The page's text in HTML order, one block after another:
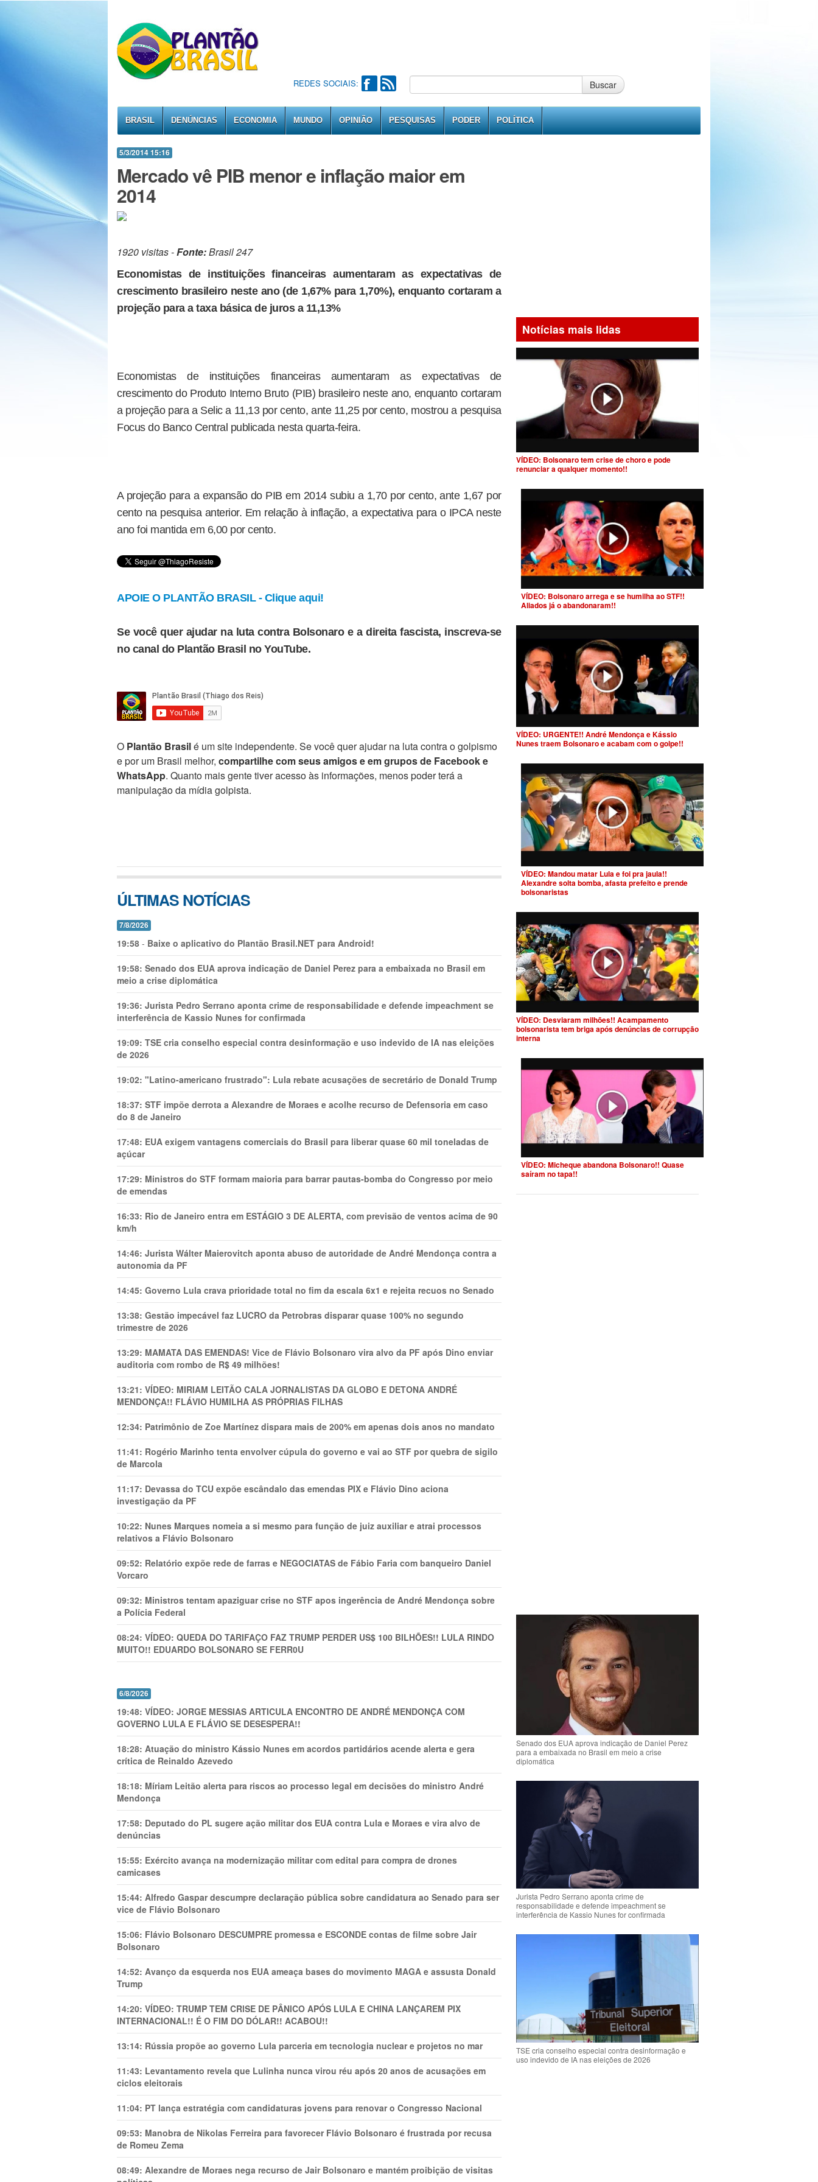
REDES SOCIAIS: Buscar
BRASIL DENÚNCIAS ECONOMIA MUNDO OPINIÃO PESQUISAS PODER POLÍTICA
5/3/2014 15:16
Mercado vê PIB menor e inflação maior em
2014
1920 visitas -Fonte:Brasil 247
Economistas de instituições financeiras aumentaram as expectativas de
crescimento brasileiro neste ano (de 1,67% para 1,70%), enquanto cortaram a
projeção para a taxa básica de juros a 11,13%
Economistas de instituições financeiras aumentaram as expectativas de
crescimento do Produto Interno Bruto (PIB) brasileiro neste ano, enquanto cortaram
a projeção para a Selic a 11,13 por cento, ante 11,25 por cento, mostrou a pesquisa
Focus do Banco Central publicada nesta quarta-feira.
A projeção para a expansão do PIB em 2014 subiu a 1,70 por cento, ante 1,67 por
cento na pesquisa anterior. Em relação à inflação, a expectativa para o IPCA neste
ano foi mantida em 6,00 por cento.
APOIE O PLANTÃO BRASIL - Clique aqui!
Se você quer ajudar na luta contra Bolsonaro e a direita fascista, inscreva-se
no canal do Plantão Brasil no YouTube.
O Plantão Brasilé um site independente. Se você quer ajudar na luta contra o golpismo
e por um Brasil melhor, compartilhe com seus amigos e em grupos de Facebook e
WhatsApp. Quanto mais gente tiver acesso às informações, menos poder terá a
manipulação da mídia golpista.
ÚLTIMAS NOTÍCIAS
7/8/2026
19:58 - Baixe o aplicativo do Plantão Brasil.NET para Android!
19:58: Senado dos EUA aprova indicação de Daniel Perez para a embaixada no Brasil em
meio a crise diplomática
19:36: Jurista Pedro Serrano aponta crime de responsabilidade e defende impeachment se
interferência de Kassio Nunes for confirmada
19:09: TSE cria conselho especial contra desinformação e uso indevido de IA nas eleições
de 2026
19:02: "Latino-americano frustrado": Lula rebate acusações de secretário de Donald Trump
18:37: STF impõe derrota a Alexandre de Moraes e acolhe recurso de Defensoria em caso
do 8 de Janeiro
17:48: EUA exigem vantagens comerciais do Brasil para liberar quase 60 mil toneladas de
açúcar
17:29: Ministros do STF formam maioria para barrar pautas-bomba do Congresso por meio
de emendas
16:33: Rio de Janeiro entra em ESTÁGIO 3 DE ALERTA, com previsão de ventos acima de 90
km/h
14:46: Jurista Wálter Maierovitch aponta abuso de autoridade de André Mendonça contra a
autonomia da PF
14:45: Governo Lula crava prioridade total no fim da escala 6x1 e rejeita recuos no Senado
13:38: Gestão impecável faz LUCRO da Petrobras disparar quase 100% no segundo
trimestre de 2026
13:29: MAMATA DAS EMENDAS! Vice de Flávio Bolsonaro vira alvo da PF após Dino enviar
auditoria com rombo de R$ 49 milhões!
13:21: VÍDEO: MIRIAM LEITÃO CALA JORNALISTAS DA GLOBO E DETONA ANDRÉ
MENDONÇA!! FLÁVIO HUMILHA AS PRÓPRIAS FILHAS
12:34: Patrimônio de Zoe Martínez dispara mais de 200% em apenas dois anos no mandato
11:41: Rogério Marinho tenta envolver cúpula do governo e vai ao STF por quebra de sigilo
de Marcola
11:17: Devassa do TCU expõe escândalo das emendas PIX e Flávio Dino aciona
investigação da PF
10:22: Nunes Marques nomeia a si mesmo para função de juiz auxiliar e atrai processos
relativos a Flávio Bolsonaro
09:52: Relatório expõe rede de farras e NEGOCIATAS de Fábio Faria com banqueiro Daniel
Vorcaro
09:32: Ministros tentam apaziguar crise no STF apos ingerência de André Mendonça sobre
a Polícia Federal
08:24: VÍDEO: QUEDA DO TARIFAÇO FAZ TRUMP PERDER US$ 100 BILHÕES!! LULA RINDO
MUITO!! EDUARDO BOLSONARO SE FERR0U
6/8/2026
19:48: VÍDEO: JORGE MESSIAS ARTICULA ENCONTRO DE ANDRÉ MENDONÇA COM
GOVERNO LULA E FLÁVIO SE DESESPERA!!
18:28: Atuação do ministro Kássio Nunes em acordos partidários acende alerta e gera
crítica de Reinaldo Azevedo
18:18: Míriam Leitão alerta para riscos ao processo legal em decisões do ministro André
Mendonça
17:58: Deputado do PL sugere ação militar dos EUA contra Lula e Moraes e vira alvo de
denúncias
15:55: Exército avança na modernização militar com edital para compra de drones
camicases
15:44: Alfredo Gaspar descumpre declaração pública sobre candidatura ao Senado para ser
vice de Flávio Bolsonaro
15:06: Flávio Bolsonaro DESCUMPRE promessa e ESCONDE contas de filme sobre Jair
Bolsonaro
14:52: Avanço da esquerda nos EUA ameaça bases do movimento MAGA e assusta Donald
Trump
14:20: VÍDEO: TRUMP TEM CRlSE DE PÂNlCO APÓS LULA E CHINA LANÇAREM PIX
INTERNACIONAL!! É O FIM DO DÓLAR!! ACABOU!!
13:14: Rússia propõe ao governo Lula parceria em tecnologia nuclear e projetos no mar
11:43: Levantamento revela que Lulinha nunca virou réu após 20 anos de acusações em
ciclos eleitorais
11:04: PT lança estratégia com candidaturas jovens para renovar o Congresso Nacional
09:53: Manobra de Nikolas Ferreira para favorecer Flávio Bolsonaro é frustrada por recusa
de Romeu Zema
08:49: Alexandre de Moraes nega recurso de Jair Bolsonaro e mantém proibição de visitas
Notícias mais lidas
VÍDEO: Bolsonaro tem crise de choro e pode
renunciar a qualquer momento!!
VÍDEO: Bolsonaro arrega e se humilha ao STF!!
Aliados já o abandonaram!!
VÍDEO: URGENTE!! André Mendonça e Kássio
Nunes traem Bolsonaro e acabam com o golpe!!
VÍDEO: Mandou matar Lula e foi pra jaula!!
Alexandre solta bomba, afasta prefeito e prende
bolsonaristas
VÍDEO: Desviaram milhões!! Acampamento
bolsonarista tem briga após denúncias de corrupção
interna
VÍDEO: Micheque abandona Bolsonaro!! Quase
saíram no tapa!!
Senado dos EUA aprova indicação de Daniel Perez
para a embaixada no Brasil em meio a crise
diplomática
Jurista Pedro Serrano aponta crime de
responsabilidade e defende impeachment se
interferência de Kassio Nunes for confirmada
TSE cria conselho especial contra desinformação e
uso indevido de IA nas eleições de 2026